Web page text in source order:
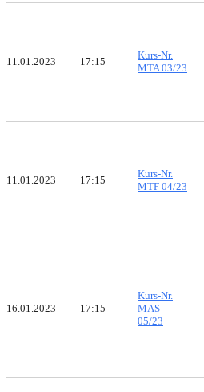
11.01.2023 17:15
Kurs-Nr.
MTA 03/23
11.01.2023 17:15
Kurs-Nr.
MTF 04/23
16.01.2023 17:15
Kurs-Nr.
MAS-
05/23